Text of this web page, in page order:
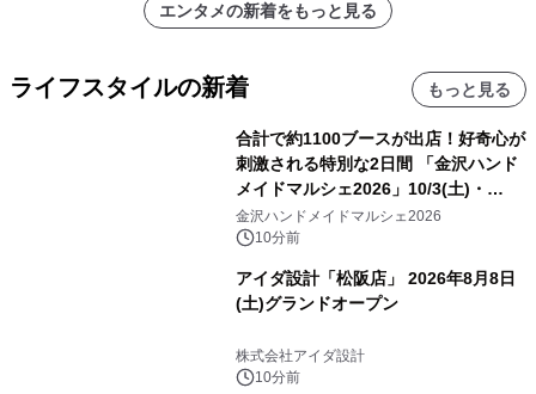
エンタメの新着をもっと見る
ライフスタイルの新着 もっと見る
合計で約1100ブースが出店！好奇心が
刺激される特別な2日間 「金沢ハンド
メイドマルシェ2026」10/3(土)・
10/4(日)開催
金沢ハンドメイドマルシェ2026
10分前
アイダ設計「松阪店」 2026年8月8日
(土)グランドオープン
株式会社アイダ設計
10分前